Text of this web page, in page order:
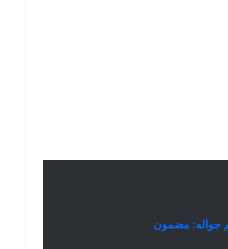
جواله: مضمون